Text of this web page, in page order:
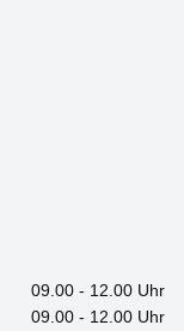
09.00 - 12.00 Uhr
09.00 - 12.00 Uhr